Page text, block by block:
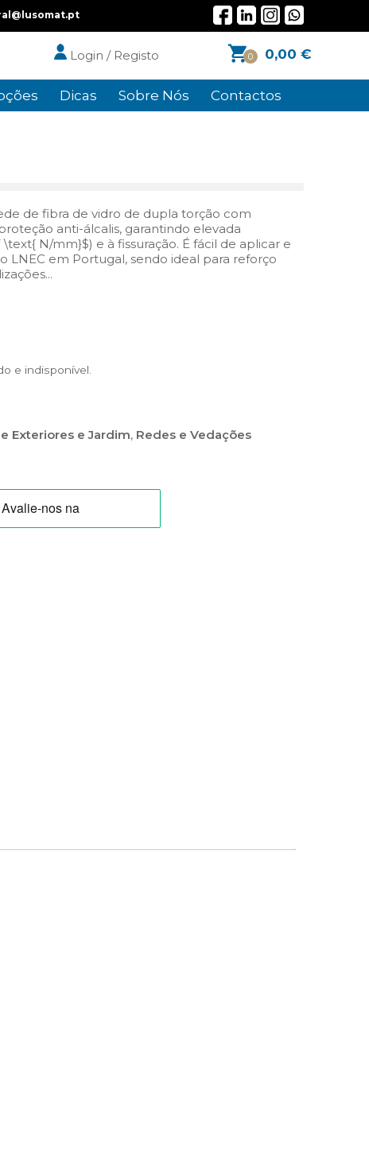
0 0,00 €
Login / Registo
Dicas Sobre Nós Contactos
de fibra de vidro de dupla torção com
anti-álcalis, garantindo elevada
\text{ N/mm}$) e à fissuração. É fácil de aplicar e
LNEC em Portugal, sendo ideal para reforço
e indisponível.
Exteriores e Jardim, Redes e Vedações